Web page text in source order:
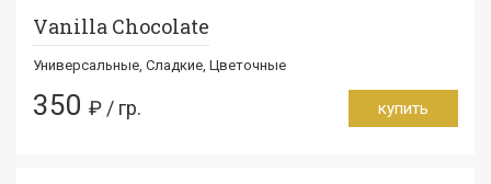
Vanilla Chocolate
Универсальные, Сладкие, Цветочные
350 ₽ / гр. купить